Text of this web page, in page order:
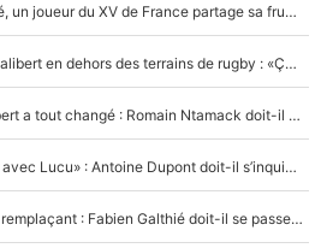
Mis de côté par Fabien Galthié, un joueur du XV de France partage sa frustration : «ils ne me l’ont pas dit tout de suite»
La raison d'être de Matthieu Jalibert en dehors des terrains de rugby : «Ça m'atteint autant que si tu touches à un membre de ma famille»
XV de France - Matthieu Jalibert a tout changé : Romain Ntamack doit-il s’inquiéter pour sa place à un an de la Coupe du monde ?
«Le XV de France est meilleur avec Lucu» : Antoine Dupont doit-il s’inquiéter pour sa place ?
Le XV de France a trouvé son remplaçant : Fabien Galthié doit-il se passer d'Antoine Dupont ?